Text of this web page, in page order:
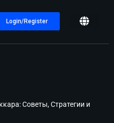
Login/Register
Советы, Стратегии и